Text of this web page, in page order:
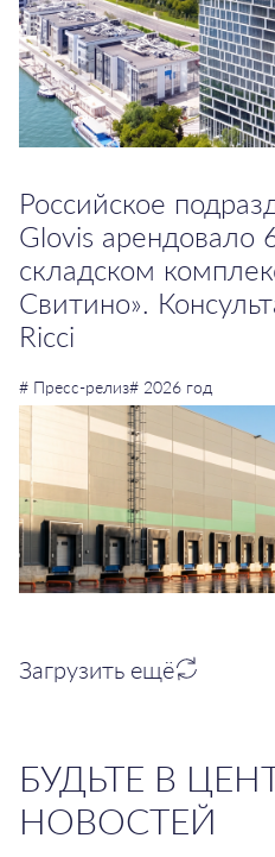
Российское
Glovis арендовало
складском
Свитино».
Ricci
# Пресс-релиз# 2026 год
Загрузить ещё
БУДЬТЕ В
НОВОСТЕЙ